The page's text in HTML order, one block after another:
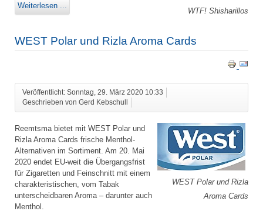
WTF! Shisharillos
Weiterlesen ...
WEST Polar und Rizla Aroma Cards
Veröffentlicht: Sonntag, 29. März 2020 10:33
Geschrieben von Gerd Kebschull
WEST Polar und Rizla
Aroma Cards
Reemtsma bietet mit WEST Polar und
Rizla Aroma Cards frische Menthol-
Alternativen im Sortiment. Am 20. Mai
2020 endet EU-weit die Übergangsfrist
für Zigaretten und Feinschnitt mit einem
charakteristischen, vom Tabak
unterscheidbaren Aroma – darunter auch
Menthol.